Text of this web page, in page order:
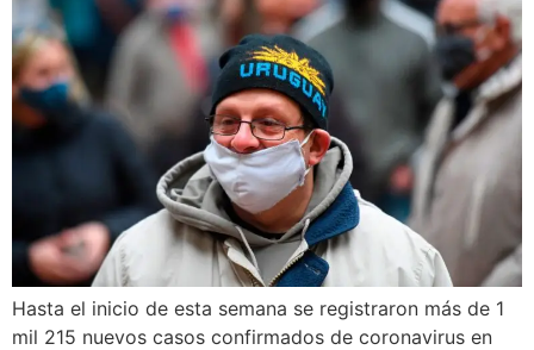
Hasta el inicio de esta semana se registraron más de 1
mil 215 nuevos casos confirmados de coronavirus en